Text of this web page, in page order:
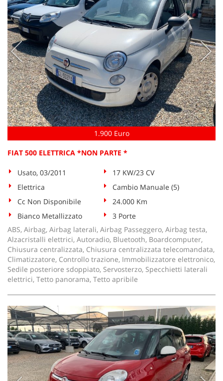
1.900 Euro
FIAT 500 ELETTRICA *NON PARTE *
Usato, 03/2011
17 KW/23 CV
Elettrica
Cambio Manuale (5)
Cc Non Disponibile
24.000 Km
Bianco Metallizzato
3 Porte
ABS, Airbag, Airbag laterali, Airbag Passeggero, Airbag testa,
Alzacristalli elettrici, Autoradio, Bluetooth, Boardcomputer,
Chiusura centralizzata, Chiusura centralizzata telecomandata,
Climatizzatore, Controllo trazione, Immobilizzatore elettronico,
Sedile posteriore sdoppiato, Servosterzo, Specchietti laterali
elettrici, Tetto panorama, Tetto apribile